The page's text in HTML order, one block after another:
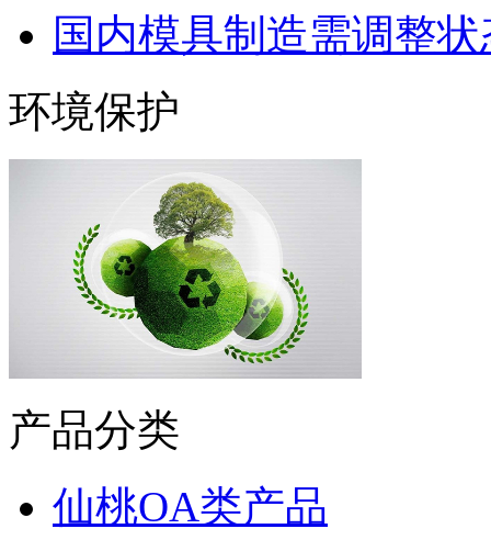
国内模具制造需调整
环境保护
产品分类
仙桃OA类产品